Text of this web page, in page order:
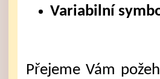
Variabilní
Přejeme Vám